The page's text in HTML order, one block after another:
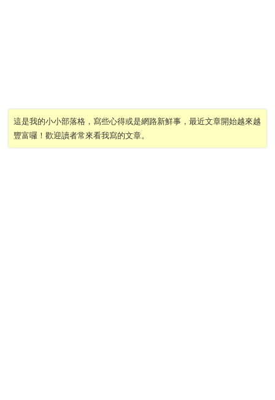
這是我的小小部落格，寫些心得或是網路新鮮事，最近文章開始越來越
豐富囉！歡迎讀者常來看我寫的文章。